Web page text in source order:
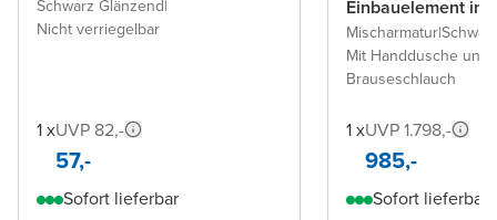
Schwarz Glänzend|
Nicht verriegelbar
1 xUVP 82,-
57,-
Sofort lieferbar
Einbauelement
Mischarmatur|
Mit Handdusche und
Brauseschlauch
1 xUVP 1.798,-
985,-
Sofort lieferbar